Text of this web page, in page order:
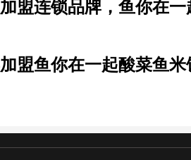
盟连锁品牌，鱼你在
盟鱼你在一起酸菜鱼